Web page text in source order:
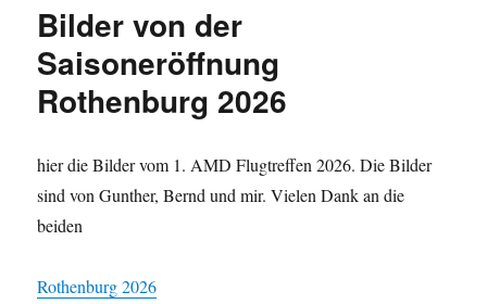
Bilder von der
Saisoneröffnung
Rothenburg 2026
hier die Bilder vom 1. AMD Flugtreffen 2026. Die Bilder
sind von Gunther, Bernd und mir. Vielen Dank an die
beiden
Rothenburg 2026